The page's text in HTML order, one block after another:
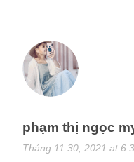
phạm thị ngọc
Tháng 11 30, 2021 at